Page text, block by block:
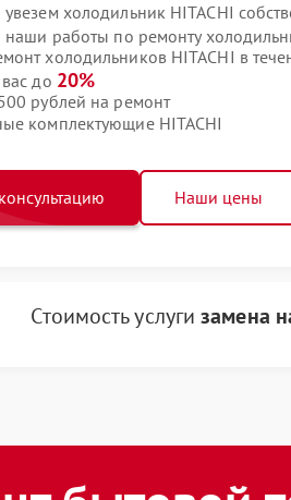
холодильник HITACHI
наши работы по ремонту
холодильников HITACHI в
до 20%
рублей на ремонт
комплектующие HITACHI
Наши цены
Стоимость услугизамена